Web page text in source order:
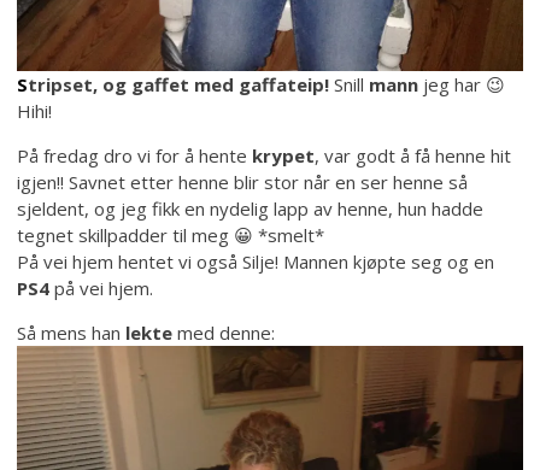
Stripset, og gaffet med gaffateip! Snill mann jeg har 😉
Hihi!
På fredag dro vi for å hente krypet, var godt å få henne hit
igjen!! Savnet etter henne blir stor når en ser henne så
sjeldent, og jeg fikk en nydelig lapp av henne, hun hadde
tegnet skillpadder til meg 😀 *smelt*
På vei hjem hentet vi også Silje! Mannen kjøpte seg og en
PS4 på vei hjem.
Så mens han lekte med denne: